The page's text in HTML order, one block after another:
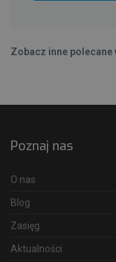
Zobacz inne polecane
Poznaj nas
O nas
Blog
Zasięg
Aktualności